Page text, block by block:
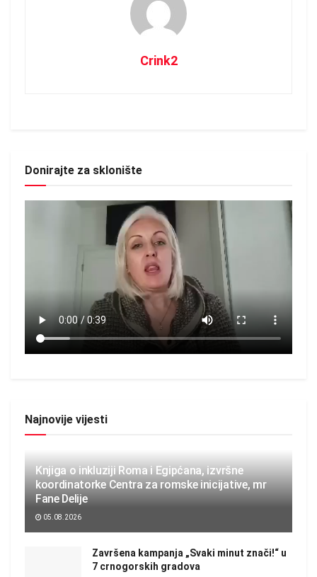
Crink2
Donirajte za sklonište
Najnovije vijesti
Knjiga o inkluziji Roma i Egipćana, izvršne
koordinatorke Centra za romske inicijative, mr
Fane Delije
05.08.2026
Završena kampanja „Svaki minut znači!“ u
7 crnogorskih gradova